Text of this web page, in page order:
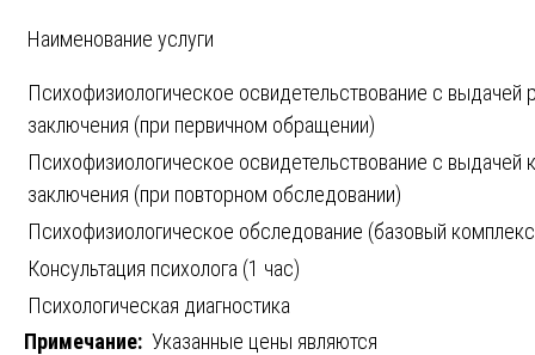
Наименование услуги
Психофизиологическое освидетельствование с выдачей
заключения (при первичном обращении)
Психофизиологическое освидетельствование с выдачей
заключения (при повторном обследовании)
Психофизиологическое обследование (базовый
Консультация психолога (1 час)
Психологическая диагностика
Примечание: Указанные цены являются